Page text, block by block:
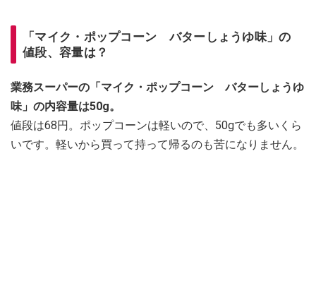
「マイク・ポップコーン バターしょうゆ味」の
値段、容量は？
業務スーパーの「マイク・ポップコーン バターしょうゆ
味」の内容量は50g。
値段は68円。ポップコーンは軽いので、50gでも多いくら
いです。軽いから買って持って帰るのも苦になりません。